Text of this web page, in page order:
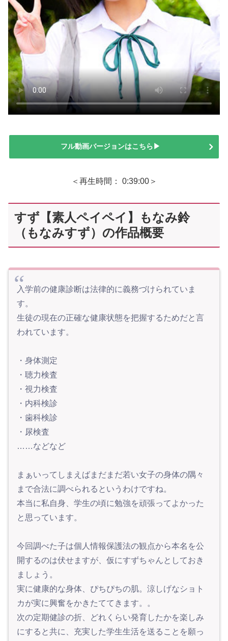
フル動画バージョンはこちら▶
＜再生時間： 0:39:00＞
すず【素人ペイペイ】もなみ鈴
（もなみすず）の作品概要
入学前の健康診断は法律的に義務づけられていま
す。
生徒の現在の正確な健康状態を把握するためだと言
われています。
・身体測定
・聴力検査
・視力検査
・内科検診
・歯科検診
・尿検査
……などなど
まぁいってしまえばまだまだ若い女子の身体の隅々
まで合法に調べられるというわけですね。
本当に私自身、学生の頃に勉強を頑張ってよかった
と思っています。
今回調べた子は個人情報保護法の観点から本名を公
開するのは伏せますが、仮にすずちゃんとしておき
ましょう。
実に健康的な身体、ぴちぴちの肌。涼しげなショト
カが実に興奮をかきたててきます。。
次の定期健診の折、どれくらい発育したかを楽しみ
にすると共に、充実した学生生活を送ることを願っ